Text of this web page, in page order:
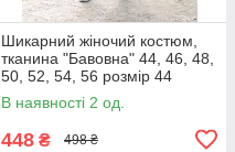
Шикарний жіночий костюм,
тканина "Бавовна" 44, 46, 48,
50, 52, 54, 56 розмір 44
В наявності 2 од.
448 ₴ 498 ₴